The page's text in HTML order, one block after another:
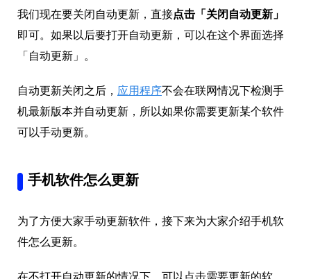
我们现在要关闭自动更新，直接点击「关闭自动更新」
即可。如果以后要打开自动更新，可以在这个界面选择
「自动更新」。
自动更新关闭之后， 应用程序不会在联网情况下检测手
机最新版本并自动更新，所以如果你需要更新某个软件
可以手动更新。
手机软件怎么更新
为了方便大家手动更新软件，接下来为大家介绍手机软
件怎么更新。
在不打开自动更新的情况下，可以点击需要更新的软